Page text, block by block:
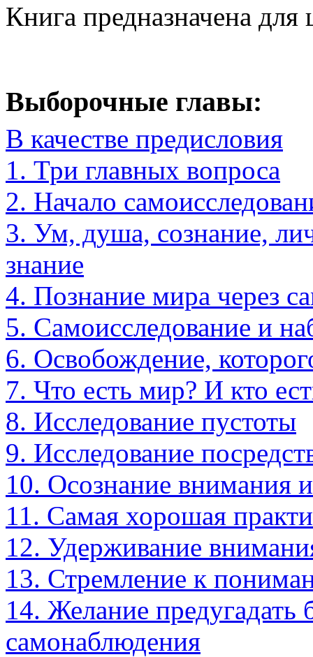
Книга предназначена для
Выборочные главы:
В качестве предисловия
1. Три главных вопроса
2. Начало
3. Ум, душа, сознание,
знание
4. Познание мира через
5. Самоисследование и
6. Освобождение,
7. Что есть мир? И кто
8. Исследование пустоты
9. Исследование
10. Осознание внимания
11. Самая хорошая
12. Удерживание
13. Стремление к
14. Желание предугадать
самонаблюдения